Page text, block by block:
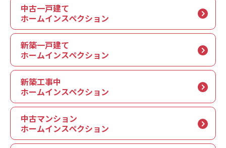
中古一戸建て
ホームインスペクション
新築一戸建て
ホームインスペクション
新築工事中
ホームインスペクション
中古マンション
ホームインスペクション